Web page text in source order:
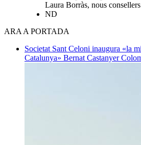
Laura Borràs, nous
ND
ARA A PORTADA
Societat Sant Celoni inaugura «la
Catalunya» Bernat Castanyer